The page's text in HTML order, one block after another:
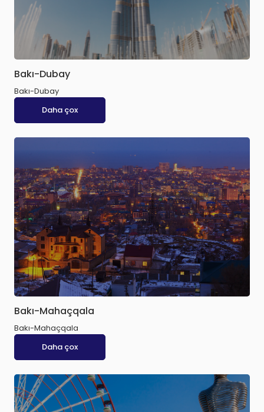
Bakı-Dubay
Bakı-Dubay
Daha çox
Bakı-Mahaçqala
Bakı-Mahaçqala
Daha çox